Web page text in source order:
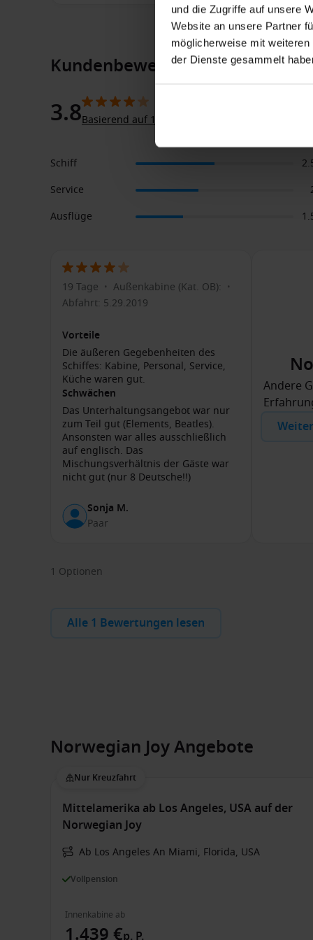
und die Zugriffe auf unsere
Website an unsere Partner
möglicherweise mit
der Dienste gesammelt
Kundenbewertung für
3.8Basierend auf 1 Kundenbewertungen
Schiff
Service
Ausflüge
19 Tage • Außenkabine (Kat. OB): •
Abfahrt: 5.29.2019
Vorteile
Die äußeren Gegebenheiten des
Schiffes: Kabine, Personal, Service,
Küche waren gut.
Schwächen
Das Unterhaltungsangebot war nur
zum Teil gut (Elements, Beatles).
Ansonsten war alles ausschließlich
auf englisch. Das
Mischungsverhältnis der Gäste war
nicht gut (nur 8 Deutsche!!)
Sonja M.
Paar
Andere
1 Optionen
Alle 1 Bewertungen lesen
Norwegian Joy Angebote
Nur Kreuzfahrt
Mittelamerika ab Los Angeles, USA auf der
Norwegian Joy
Ab Los Angeles An Miami, Florida, USA
Vollpension
Innenkabine ab
1.439 €p. P.